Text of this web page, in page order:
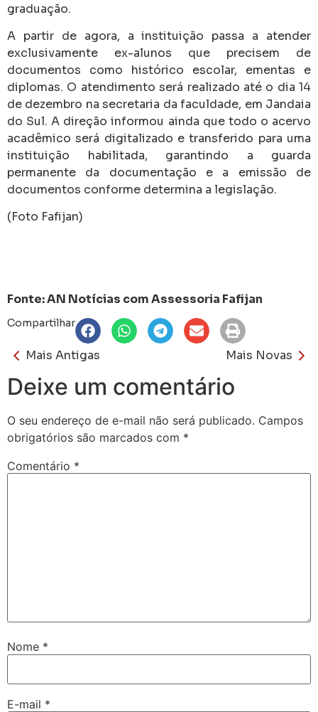
graduação.
A partir de agora, a instituição passa a atender
exclusivamente ex-alunos que precisem de
documentos como histórico escolar, ementas e
diplomas. O atendimento será realizado até o dia 14
de dezembro na secretaria da faculdade, em Jandaia
do Sul. A direção informou ainda que todo o acervo
acadêmico será digitalizado e transferido para uma
instituição habilitada, garantindo a guarda
permanente da documentação e a emissão de
documentos conforme determina a legislação.
(Foto Fafijan)
Fonte: AN Notícias com Assessoria Fafijan
Compartilhar
Mais Antigas Mais Novas
Deixe um comentário
O seu endereço de e-mail não será publicado. Campos
obrigatórios são marcados com *
Comentário *
Nome *
E-mail *